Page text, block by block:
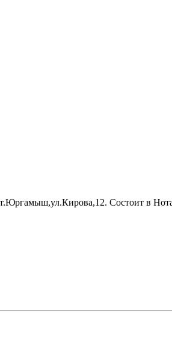
Состоит в